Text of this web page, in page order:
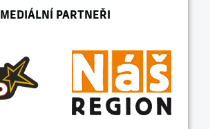
MEDIÁLNÍ PARTNEŘI